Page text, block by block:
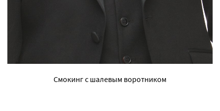
Смокинг с шалевым воротником